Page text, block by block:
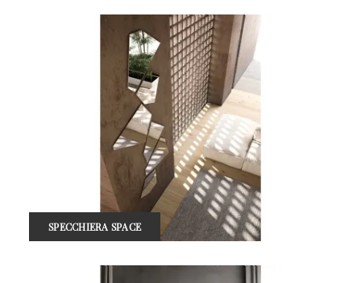
SPECCHIERA SPACE